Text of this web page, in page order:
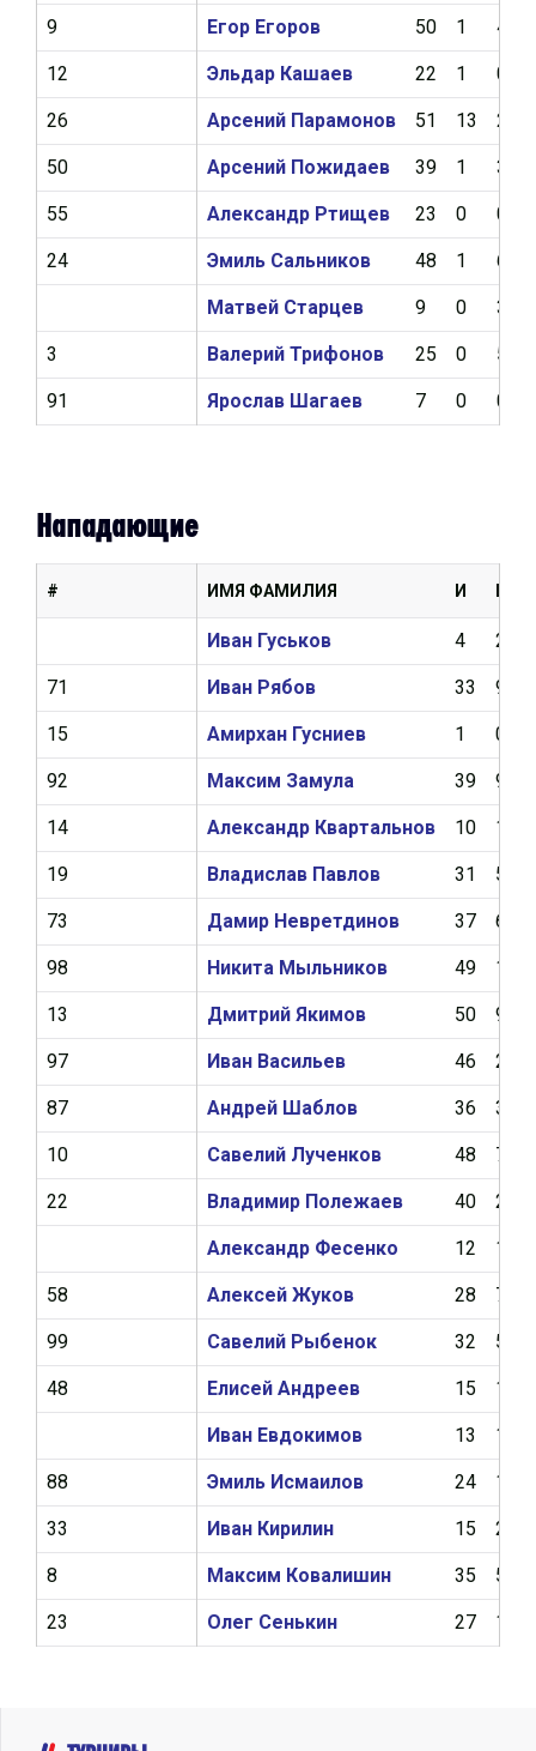
Егор Егоров 50 1 4
Эльдар Кашаев 22 1 0
Арсений Парамонов 51 13 20
Арсений Пожидаев 39 1 3
Александр Ртищев 23 0 0
Эмиль Сальников 48 1 6
Матвей Старцев 9 0 3
Валерий Трифонов 25 0 5
Ярослав Шагаев 7 0 0
9
12
26
50
55
24
3
91
Нападающие
ИМЯ ФАМИЛИЯ И
Иван Гуськов 4 2
Иван Рябов 33 9
Амирхан Гусниев 1 0
Максим Замула 39 9
Александр Квартальнов 10 1
Владислав Павлов 31 5
Дамир Невретдинов 37 6
Никита Мыльников 49 10
Дмитрий Якимов 50 9
Иван Васильев 46 2
Андрей Шаблов 36 3
Савелий Лученков 48 7
Владимир Полежаев 40 2
Александр Фесенко 12 1
Алексей Жуков 28 7
Савелий Рыбенок 32 5
Елисей Андреев 15 1
Иван Евдокимов 13 1
Эмиль Исмаилов 24 1
Иван Кирилин 15 2
Максим Ковалишин 35 5
Олег Сенькин 27 1
#
71
15
92
14
19
73
98
13
97
87
10
22
58
99
48
88
33
8
23